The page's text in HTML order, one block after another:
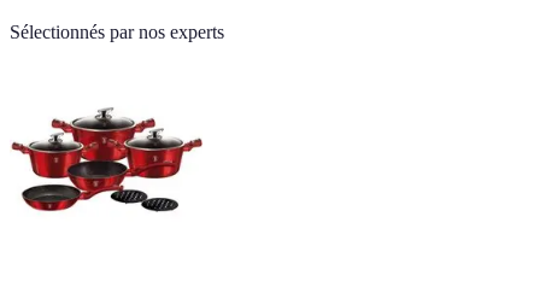
Sélectionnés par nos experts